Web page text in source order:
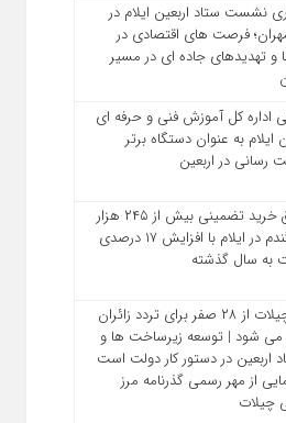
نشست ستاد اربعین ایلام در
فرصت‌ های اقتصادی در
و تهدیدهای جاده‌ ای در مسیر
اداره کل آموزش فنی و حرفه‌ ای
ایلام به‌ عنوان دستگاه برتر
رسانی در اربعین
تحقق خرید تضمینی بیش از ۲۴۵ هزار
تن گندم در ایلام با افزایش ۱۷ درصدی
به سال گذشته
مرز چیلات از ۲۸ صفر برای تردد زائران
می‌ شود | توسعه زیرساخت‌ ها و
اربعین در دستور کار دولت است
از مهر رسمی گذرنامه مرز
چیلات